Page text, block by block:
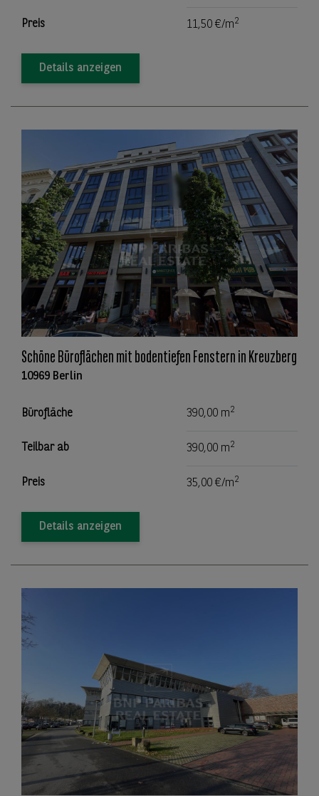
Preis 11,50 €/m2
Details anzeigen
Schöne Büroflächen mit bodentiefen Fenstern in Kreuzberg
10969 Berlin
Bürofläche 390,00 m2
Teilbar ab 390,00 m2
Preis 35,00 €/m2
Details anzeigen